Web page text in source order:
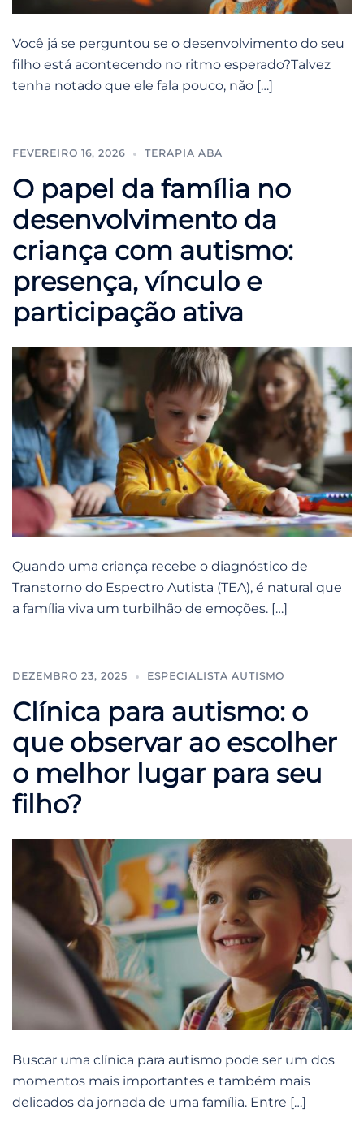
Você já se perguntou se o desenvolvimento do seu
filho está acontecendo no ritmo esperado?Talvez
tenha notado que ele fala pouco, não […]
FEVEREIRO 16, 2026 TERAPIA ABA
O papel da família no
desenvolvimento da
criança com autismo:
presença, vínculo e
participação ativa
Quando uma criança recebe o diagnóstico de
Transtorno do Espectro Autista (TEA), é natural que
a família viva um turbilhão de emoções. […]
DEZEMBRO 23, 2025 ESPECIALISTA AUTISMO
Clínica para autismo: o
que observar ao escolher
o melhor lugar para seu
filho?
Buscar uma clínica para autismo pode ser um dos
momentos mais importantes e também mais
delicados da jornada de uma família. Entre […]